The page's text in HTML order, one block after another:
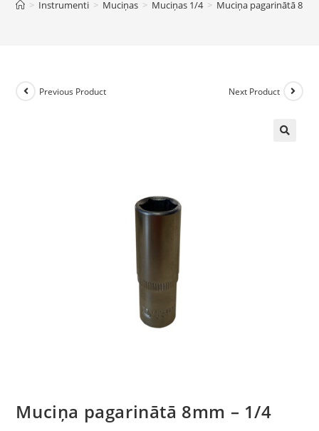
> Instrumenti > Muciņas > Muciņas 1/4 > Muciņa pagarinātā
Previous Product Next Product
Muciņa pagarinātā 8mm – 1/4